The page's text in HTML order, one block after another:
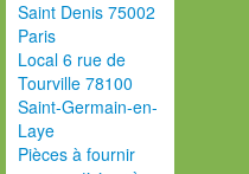
Saint Denis 75002
Paris
Local 6 rue de
Tourville 78100
Saint-Germain-en-
Laye
Pièces à fournir